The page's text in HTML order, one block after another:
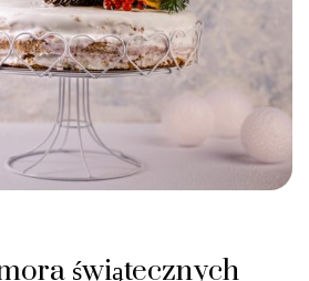
świątecznych